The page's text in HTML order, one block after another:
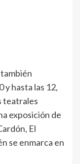
y hasta las 12,
teatrales
exposición de
El
se enmarca en